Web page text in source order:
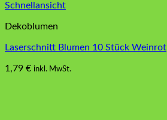
Schnellansicht
Dekoblumen
Laserschnitt Blumen 10 Stück Weinrot
1,79 € inkl. MwSt.